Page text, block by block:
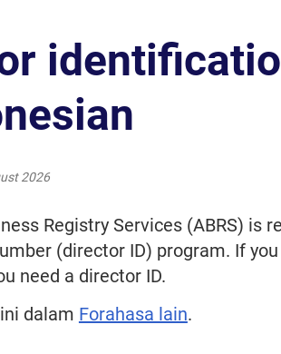
2026
Registry Services (ABRS) is
(director ID) program. If
need a director ID.
dalam Forahasa lain.